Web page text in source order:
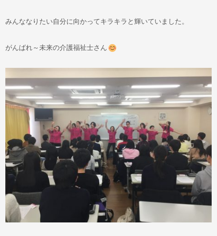
みんななりたい自分に向かってキラキラと輝いていました。
がんばれ～未来の介護福祉士さん